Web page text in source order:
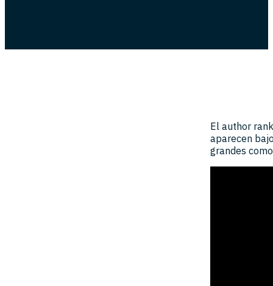
El author
aparecen
grandes